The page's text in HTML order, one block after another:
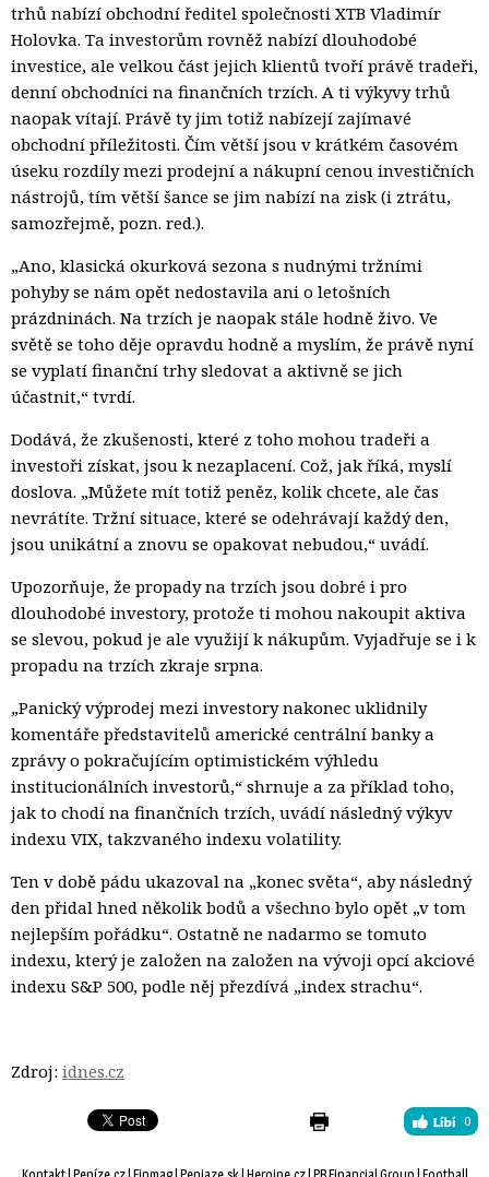
trhů nabízí obchodní ředitel společnosti XTB Vladimír
Holovka. Ta investorům rovněž nabízí dlouhodobé
investice, ale velkou část jejich klientů tvoří právě tradeři,
denní obchodníci na finančních trzích. A ti výkyvy trhů
naopak vítají. Právě ty jim totiž nabízejí zajímavé
obchodní příležitosti. Čím větší jsou v krátkém časovém
úseku rozdíly mezi prodejní a nákupní cenou investičních
nástrojů, tím větší šance se jim nabízí na zisk (i ztrátu,
samozřejmě, pozn. red.).
„Ano, klasická okurková sezona s nudnými tržními
pohyby se nám opět nedostavila ani o letošních
prázdninách. Na trzích je naopak stále hodně živo. Ve
světě se toho děje opravdu hodně a myslím, že právě nyní
se vyplatí finanční trhy sledovat a aktivně se jich
účastnit,“ tvrdí.
Dodává, že zkušenosti, které z toho mohou tradeři a
investoři získat, jsou k nezaplacení. Což, jak říká, myslí
doslova. „Můžete mít totiž peněz, kolik chcete, ale čas
nevrátíte. Tržní situace, které se odehrávají každý den,
jsou unikátní a znovu se opakovat nebudou,“ uvádí.
Upozorňuje, že propady na trzích jsou dobré i pro
dlouhodobé investory, protože ti mohou nakoupit aktiva
se slevou, pokud je ale využijí k nákupům. Vyjadřuje se i k
propadu na trzích zkraje srpna.
„Panický výprodej mezi investory nakonec uklidnily
komentáře představitelů americké centrální banky a
zprávy o pokračujícím optimistickém výhledu
institucionálních investorů,“ shrnuje a za příklad toho,
jak to chodí na finančních trzích, uvádí následný výkyv
indexu VIX, takzvaného indexu volatility.
Ten v době pádu ukazoval na „konec světa“, aby následný
den přidal hned několik bodů a všechno bylo opět „v tom
nejlepším pořádku“. Ostatně ne nadarmo se tomuto
indexu, který je založen na založen na vývoji opcí akciové
indexu S&P 500, podle něj přezdívá „index strachu“.
Zdroj: idnes.cz
0